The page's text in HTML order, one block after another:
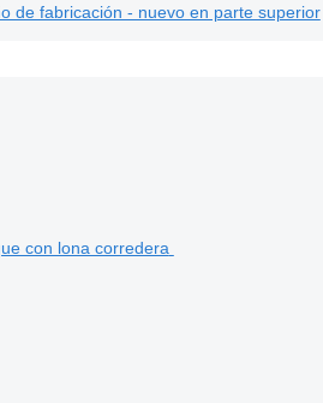
de fabricación - nuevo en parte superior